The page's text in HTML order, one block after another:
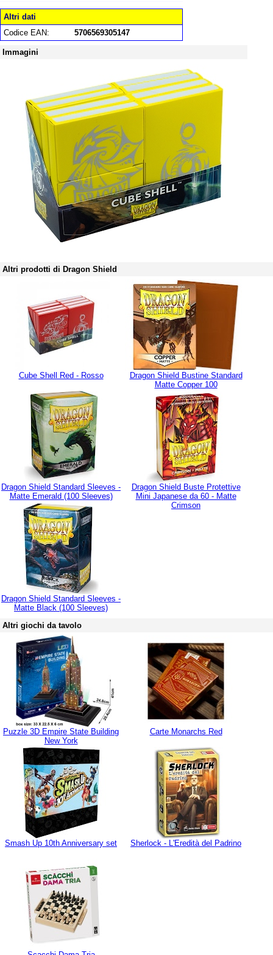
Altri dati
Codice EAN:
5706569305147
Immagini
Altri prodotti di Dragon Shield
Cube Shell Red - Rosso
Dragon Shield Bustine Standard
Matte Copper 100
Dragon Shield Standard Sleeves -
Matte Emerald (100 Sleeves)
Dragon Shield Buste Protettive
Mini Japanese da 60 - Matte
Crimson
Dragon Shield Standard Sleeves -
Matte Black (100 Sleeves)
Altri giochi da tavolo
Puzzle 3D Empire State Building
New York
Carte Monarchs Red
Smash Up 10th Anniversary set Sherlock - L'Eredità del Padrino